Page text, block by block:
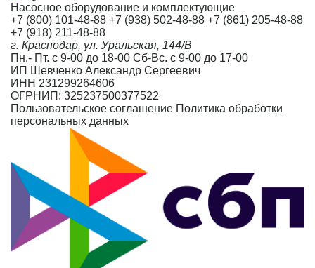
Насосное оборудование и комплектующие
+7 (800) 101-48-88 +7 (938) 502-48-88 +7 (861) 205-48-88
+7 (918) 211-48-88
г. Краснодар, ул. Уральская, 144/В
Пн.- Пт. с 9-00 до 18-00 Сб-Вс. с 9-00 до 17-00
ИП Шевченко Александр Сергеевич
ИНН 231299264606
ОГРНИП: 325237500377522
Пользовательское соглашение Политика обработки
персональных данных